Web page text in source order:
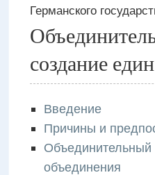
Германского
создание
Введение
Причины и
Объединительный
объединения